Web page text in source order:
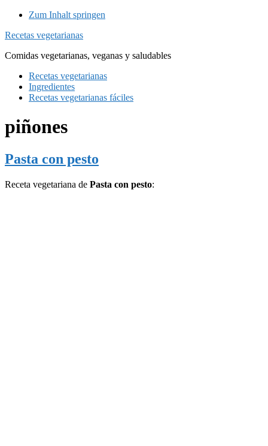
Zum Inhalt springen
Recetas vegetarianas
Comidas vegetarianas, veganas y saludables
Recetas vegetarianas
Ingredientes
Recetas vegetarianas fáciles
piñones
Pasta con pesto
Receta vegetariana de Pasta con pesto: